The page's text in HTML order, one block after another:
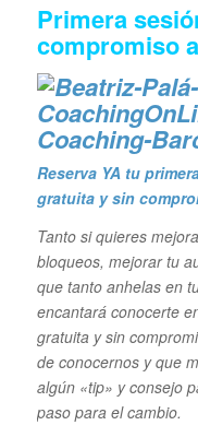
Primera
compromiso
Reserva YA tu
gratuita y sin
Tanto si quieres
bloqueos, mejorar tu
que tanto anhelas en
encantará conocerte
gratuita y sin
de conocernos y que
algún «tip» y consejo
paso para el cambio.